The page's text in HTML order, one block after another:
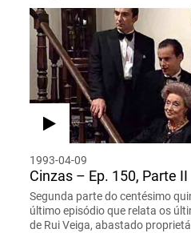
1993-04-09
Cinzas – Ep. 150, Parte II
Segunda parte do centésimo
último episódio que relata os
de Rui Veiga, abastado